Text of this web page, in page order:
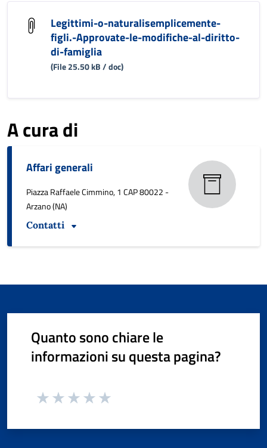
Legittimi-o-naturalisemplicemente-
figli.-Approvate-le-modifiche-al-diritto-
di-famiglia
(File 25.50 kB / doc)
A cura di
Affari generali
Piazza Raffaele Cimmino, 1 CAP 80022 -
Arzano (NA)
Contatti
Quanto sono chiare le
informazioni su questa pagina?